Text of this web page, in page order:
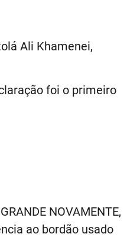
Ali Khamenei,
foi o primeiro
NOVAMENTE,
ao bordão usado